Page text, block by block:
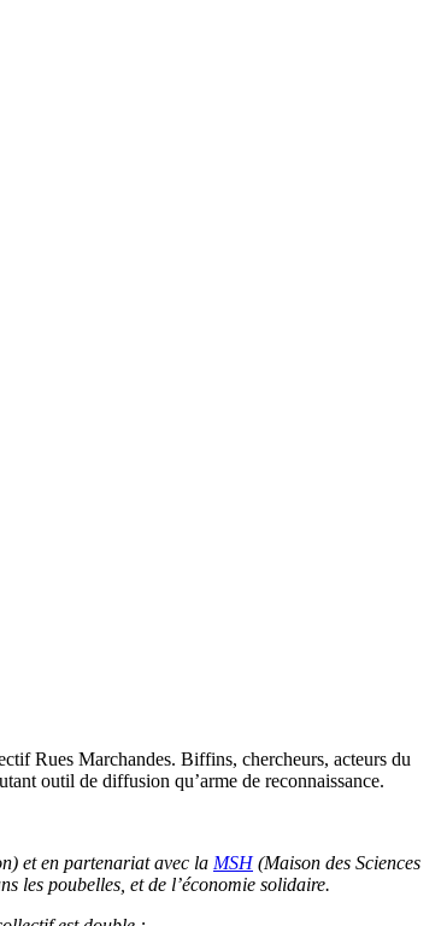
Rues Marchandes. Biffins, chercheurs, acteurs du
outil de diffusion qu’arme de reconnaissance.
et en partenariat avec la MSH(Maison des Sciences
les poubelles, et de l’économie solidaire.